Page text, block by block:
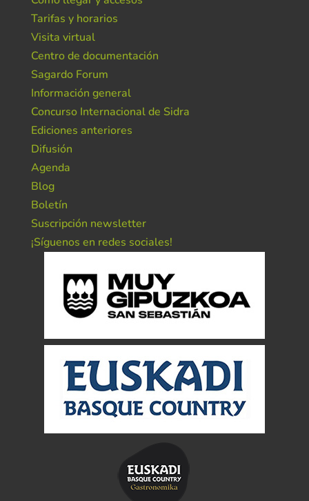
Tarifas y horarios
Visita virtual
Centro de documentación
Sagardo Forum
Información general
Concurso Internacional de Sidra
Ediciones anteriores
Difusión
Agenda
Blog
Boletín
Suscripción newsletter
¡Síguenos en redes sociales!